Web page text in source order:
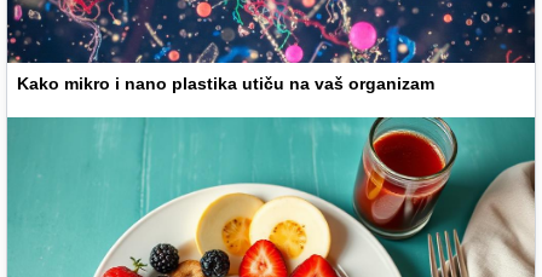
Kako mikro i nano plastika utiču na vaš organizam